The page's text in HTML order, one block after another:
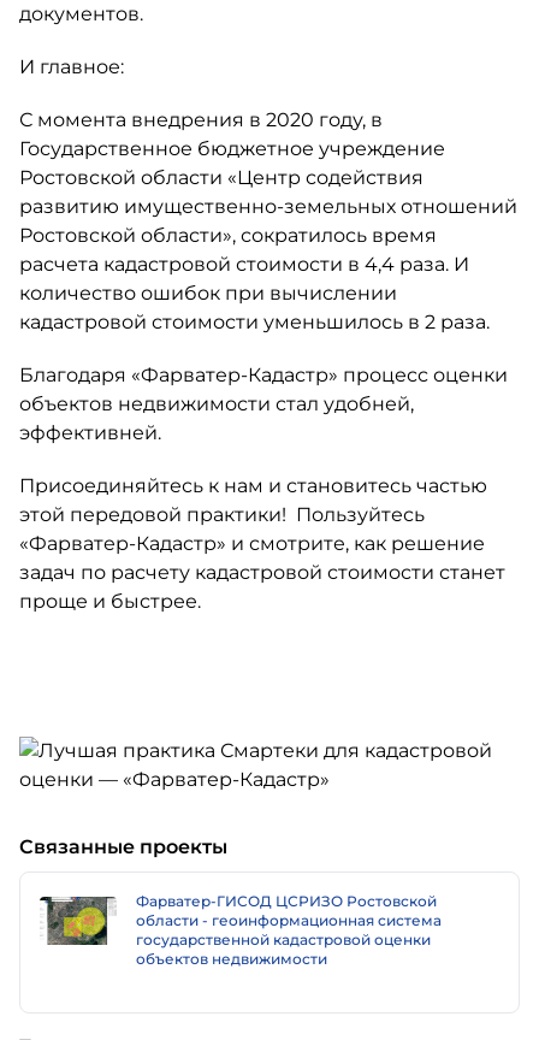
документов.
И главное:
С момента внедрения в 2020 году, в
Государственное бюджетное учреждение
Ростовской области «Центр содействия
развитию имущественно-земельных отношений
Ростовской области», сократилось время
расчета кадастровой стоимости в 4,4 раза. И
количество ошибок при вычислении
кадастровой стоимости уменьшилось в 2 раза.
Благодаря «Фарватер-Кадастр» процесс оценки
объектов недвижимости стал удобней,
эффективней.
Присоединяйтесь к нам и становитесь частью
этой передовой практики! Пользуйтесь
«Фарватер-Кадастр» и смотрите, как решение
задач по расчету кадастровой стоимости станет
проще и быстрее.
Связанные проекты
Фарватер-ГИСОД ЦСРИЗО Ростовской
области - геоинформационная система
государственной кадастровой оценки
объектов недвижимости